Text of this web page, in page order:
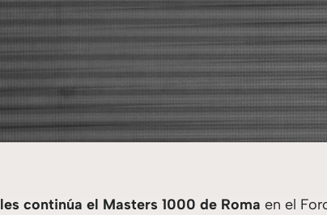
continúa el Masters 1000 de Roma en el